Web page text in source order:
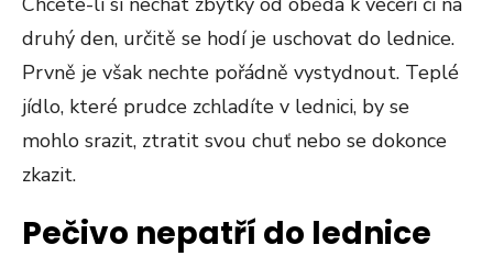
druhý den, určitě se hodí je uschovat do lednice.
Prvně je však nechte pořádně vystydnout. Teplé
jídlo, které prudce zchladíte v lednici, by se
mohlo srazit, ztratit svou chuť nebo se dokonce
zkazit.
Pečivo nepatří do lednice